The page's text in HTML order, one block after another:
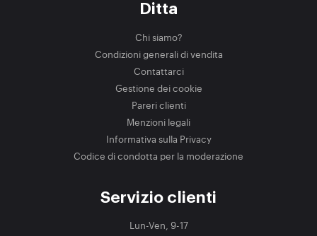
Ditta
Chi siamo?
Condizioni generali di vendita
Contattarci
Gestione dei cookie
Pareri clienti
Menzioni legali
Informativa sulla Privacy
Codice di condotta per la moderazione
Servizio clienti
Lun-Ven, 9-17